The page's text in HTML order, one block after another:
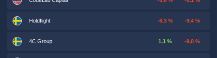
Holdflight -6,3 % -9,4 %
4C Group 1,1 % -9,8 %